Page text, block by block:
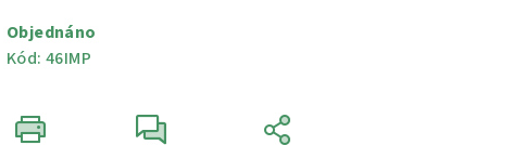
cena:
Objednáno
Kód: 46IMP